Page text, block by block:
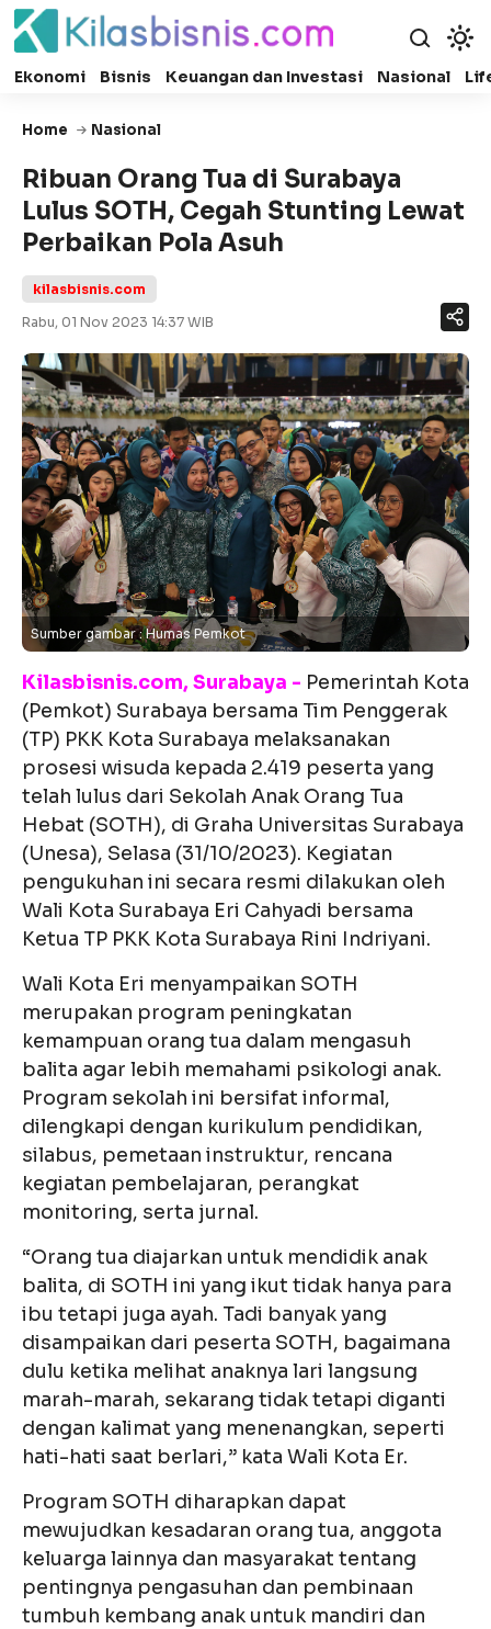
Ekonomi Bisnis Keuangan dan Investasi Nasional
Home Nasional
Ribuan Orang Tua di Surabaya
Lulus SOTH, Cegah Stunting Lewat
Perbaikan Pola Asuh
kilasbisnis.com
Rabu, 01 Nov 2023 14:37 WIB
Sumber gambar : Humas Pemkot
Kilasbisnis.com, Surabaya - Pemerintah Kota
(Pemkot) Surabaya bersama Tim Penggerak
(TP) PKK Kota Surabaya melaksanakan
prosesi wisuda kepada 2.419 peserta yang
telah lulus dari Sekolah Anak Orang Tua
Hebat (SOTH), di Graha Universitas Surabaya
(Unesa), Selasa (31/10/2023). Kegiatan
pengukuhan ini secara resmi dilakukan oleh
Wali Kota Surabaya Eri Cahyadi bersama
Ketua TP PKK Kota Surabaya Rini Indriyani.
Wali Kota Eri menyampaikan SOTH
merupakan program peningkatan
kemampuan orang tua dalam mengasuh
balita agar lebih memahami psikologi anak.
Program sekolah ini bersifat informal,
dilengkapi dengan kurikulum pendidikan,
silabus, pemetaan instruktur, rencana
kegiatan pembelajaran, perangkat
monitoring, serta jurnal.
“Orang tua diajarkan untuk mendidik anak
balita, di SOTH ini yang ikut tidak hanya para
ibu tetapi juga ayah. Tadi banyak yang
disampaikan dari peserta SOTH, bagaimana
dulu ketika melihat anaknya lari langsung
marah-marah, sekarang tidak tetapi diganti
dengan kalimat yang menenangkan, seperti
hati-hati saat berlari,” kata Wali Kota Er.
Program SOTH diharapkan dapat
mewujudkan kesadaran orang tua, anggota
keluarga lainnya dan masyarakat tentang
pentingnya pengasuhan dan pembinaan
tumbuh kembang anak untuk mandiri dan